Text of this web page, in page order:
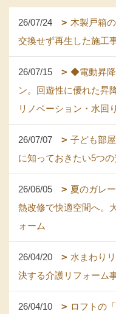
26/07/24
木製戸箱
交換せず再生した施工
26/07/15
◆電動昇降
ン。回遊性に優れた昇
リノベーション・水回
26/07/07
子ども部
に知っておきたい5つ
26/06/05
夏のガレ
熱改修で快適空間へ。
ォーム
26/04/20
水まわり
決する介護リフォーム
26/04/10
ロフトの